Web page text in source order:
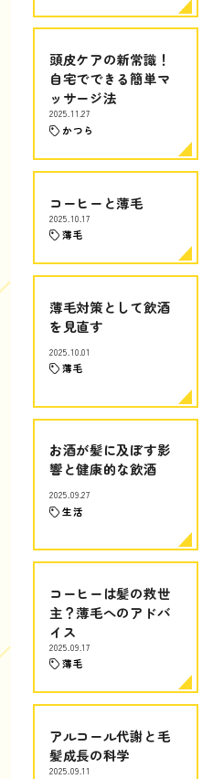
頭皮ケアの新常識！
自宅でできる簡単マ
ッサージ法
2025.11.27
かつら
コーヒーと薄毛
2025.10.17
薄毛
薄毛対策として飲酒
を見直す
2025.10.01
薄毛
お酒が髪に及ぼす影
響と健康的な飲酒
2025.09.27
生活
コーヒーは髪の救世
主？薄毛へのアドバ
イス
2025.09.17
薄毛
アルコール代謝と毛
髪成長の科学
2025.09.11